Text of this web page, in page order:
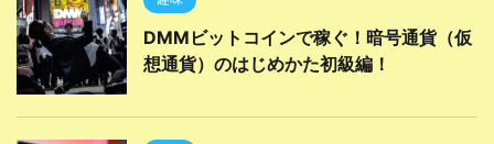
DMMビットコインで稼ぐ！暗号通貨（仮
想通貨）のはじめかた初級編！